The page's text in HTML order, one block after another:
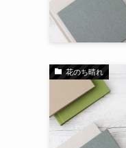
花のち晴れ